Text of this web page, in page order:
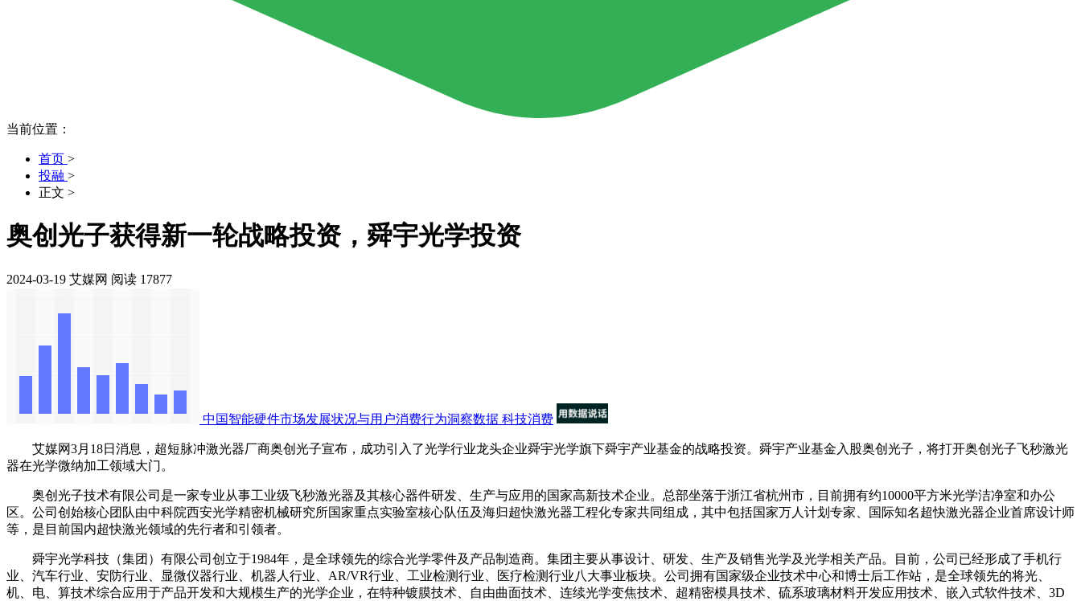
当前位置：
首页 >
投融 >
正文 >
奥创光子获得新一轮战略投资，舜宇光学投资
2024-03-19 艾媒网 阅读 17877
中国智能硬件市场发展状况与用户消费行为洞察数据 科技消费
艾媒网3月18日消息，超短脉冲激光器厂商奥创光子宣布，成功引入了光学行业龙头企业舜宇光学旗下舜宇产业基金的战略投资。舜宇产业基金入股奥创光子，将打开奥创光子飞秒激光
器在光学微纳加工领域大门。
奥创光子技术有限公司是一家专业从事工业级飞秒激光器及其核心器件研发、生产与应用的国家高新技术企业。总部坐落于浙江省杭州市，目前拥有约10000平方米光学洁净室和办公
区。公司创始核心团队由中科院西安光学精密机械研究所国家重点实验室核心队伍及海归超快激光器工程化专家共同组成，其中包括国家万人计划专家、国际知名超快激光器企业首席设计师
等，是目前国内超快激光领域的先行者和引领者。
舜宇光学科技（集团）有限公司创立于1984年，是全球领先的综合光学零件及产品制造商。集团主要从事设计、研发、生产及销售光学及光学相关产品。目前，公司已经形成了手机行
业、汽车行业、安防行业、显微仪器行业、机器人行业、AR/VR行业、工业检测行业、医疗检测行业八大事业板块。公司拥有国家级企业技术中心和博士后工作站，是全球领先的将光、
机、电、算技术综合应用于产品开发和大规模生产的光学企业，在特种镀膜技术、自由曲面技术、连续光学变焦技术、超精密模具技术、硫系玻璃材料开发应用技术、嵌入式软件技术、3D